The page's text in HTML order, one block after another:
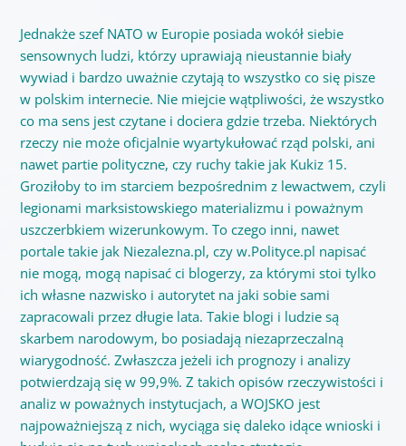
Jednakże szef NATO w Europie posiada wokół siebie
sensownych ludzi, którzy uprawiają nieustannie biały
wywiad i bardzo uważnie czytają to wszystko co się pisze
w polskim internecie. Nie miejcie wątpliwości, że wszystko
co ma sens jest czytane i dociera gdzie trzeba. Niektórych
rzeczy nie może oficjalnie wyartykułować rząd polski, ani
nawet partie polityczne, czy ruchy takie jak Kukiz 15.
Groziłoby to im starciem bezpośrednim z lewactwem, czyli
legionami marksistowskiego materializmu i poważnym
uszczerbkiem wizerunkowym. To czego inni, nawet
portale takie jak Niezalezna.pl, czy w.Polityce.pl napisać
nie mogą, mogą napisać ci blogerzy, za którymi stoi tylko
ich własne nazwisko i autorytet na jaki sobie sami
zapracowali przez długie lata. Takie blogi i ludzie są
skarbem narodowym, bo posiadają niezaprzeczalną
wiarygodność. Zwłaszcza jeżeli ich prognozy i analizy
potwierdzają się w 99,9%. Z takich opisów rzeczywistości i
analiz w poważnych instytucjach, a WOJSKO jest
najpoważniejszą z nich, wyciąga się daleko idące wnioski i